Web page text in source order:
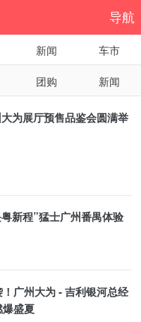
导航
新闻
车市
团购 新闻
为展厅预售品鉴会圆满举
新程”猛士广州番禺体验
广州大为 - 吉利银河总经
盛夏